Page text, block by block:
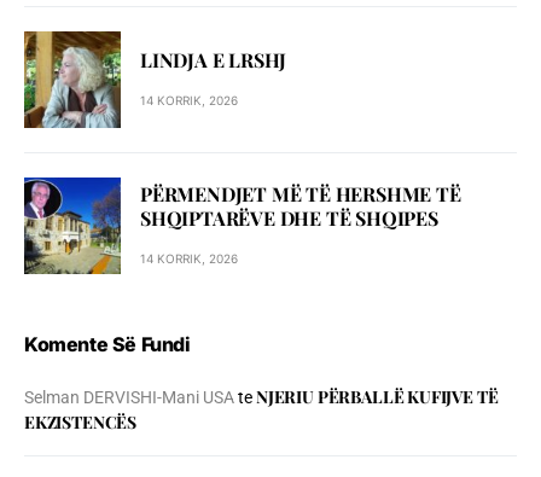
LINDJA E LRSHJ
14 KORRIK, 2026
PËRMENDJET MË TË HERSHME TË
SHQIPTARËVE DHE TË SHQIPES
14 KORRIK, 2026
Komente Së Fundi
Selman DERVISHI-Mani USAteNJERIU PЁRBALLЁ KUFIJVE TЁ
EKZISTENCЁS